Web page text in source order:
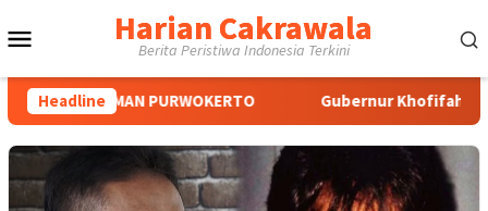
ke
Harian Cakrawala
Berita Peristiwa Indonesia Terkini
HeadlinePURWOKERTO Gubernur Khofifah: Jambore